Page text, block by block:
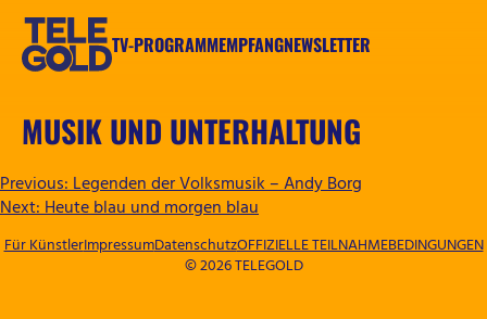
Zum
springen
TV-PROGRAMMEMPFANGNEWSLETTER
MUSIK UND UNTERHALTUNG
BEITRAGSNAVIGATION
Previous:Legenden der Volksmusik – Andy Borg
Next:Heute blau und morgen blau
© 2026 TELEGOLD
Für KünstlerImpressumDatenschutzOFFIZIELLE TEILNAHMEBEDINGUNGEN